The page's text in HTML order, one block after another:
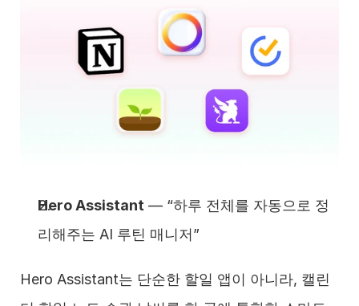
Hero Assistant — “하루 전체를 자동으로 정
리해주는 AI 루틴 매니저”
Hero Assistant는 단순한 할일 앱이 아니라, 캘린